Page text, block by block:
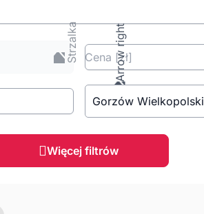
Cena [zł]
Gorzów Wielkopolski
Więcej filtrów